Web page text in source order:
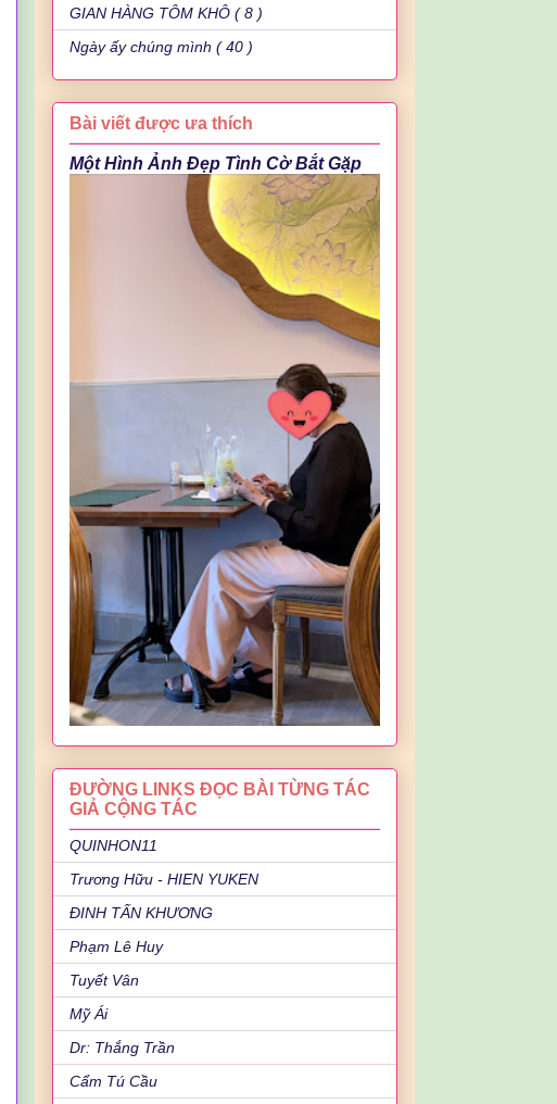
GIAN HÀNG TÔM KHÔ ( 8 )
Ngày ấy chúng mình ( 40 )
Bài viết được ưa thích
Một Hình Ảnh Đẹp Tình Cờ Bắt Gặp
ĐƯỜNG LINKS ĐỌC BÀI TỪNG TÁC
GIẢ CỘNG TÁC
QUINHON11
Trương Hữu - HIEN YUKEN
ĐINH TẤN KHƯƠNG
Phạm Lê Huy
Tuyết Vân
Mỹ Ái
Dr: Thắng Trần
Cẩm Tú Cầu